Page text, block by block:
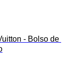
- Bolso de